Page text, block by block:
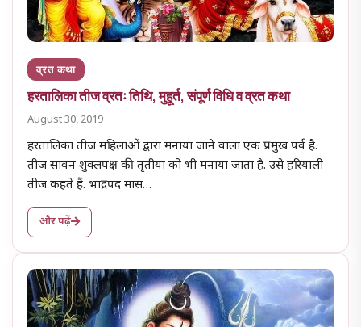
व्रत कथा
हरतालिका तीज व्रतः तिथि, मुहूर्त, संपूर्ण विधि व व्रत कथा
August 30, 2019
हरतालिका तीज महिलाओं द्वारा मनाया जाने वाला एक प्रमुख पर्व है.
तीज सावन शुक्लपक्ष की तृतीया को भी मनाया जाता है. उसे हरियाली
तीज कहते हैं. भाद्रपद मास…
और पढ़ें